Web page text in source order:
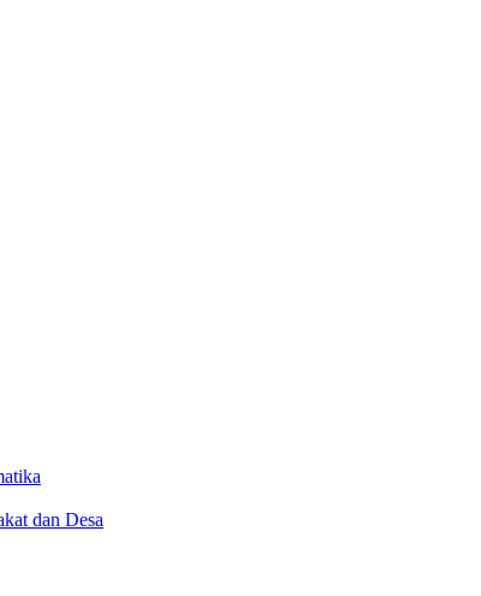
dan Desa